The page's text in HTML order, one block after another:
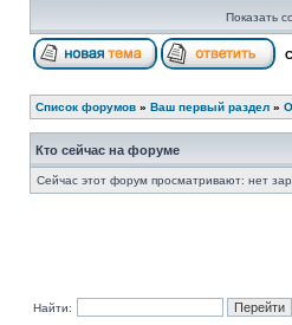
Показать
Список форумов » Ваш первый раздел »
Кто сейчас на форуме
Сейчас этот форум просматривают: нет
Найти: